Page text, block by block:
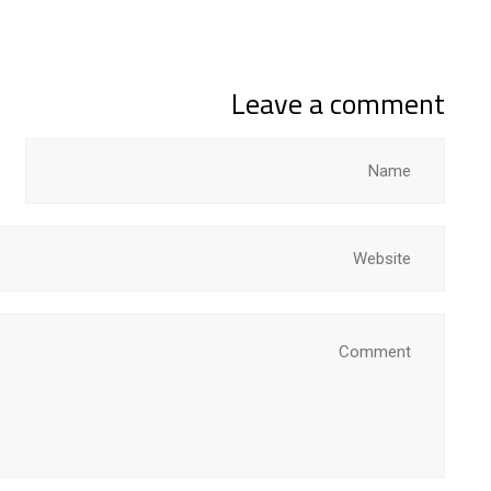
Leave a comment